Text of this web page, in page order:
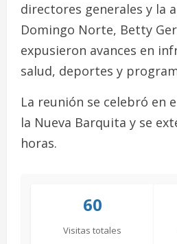
directores generales y la
Domingo Norte, Betty
expusieron avances en
salud, deportes y
La reunión se celebró en
la Nueva Barquita y se
horas.
60
Visitas totales